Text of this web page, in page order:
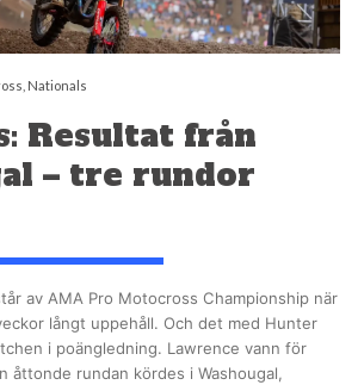
Nationals
Resultat från
– tre rundor
av AMA Pro Motocross Championship när
långt uppehåll. Och det med Hunter
i poängledning. Lawrence vann för
åttonde rundan kördes i Washougal,